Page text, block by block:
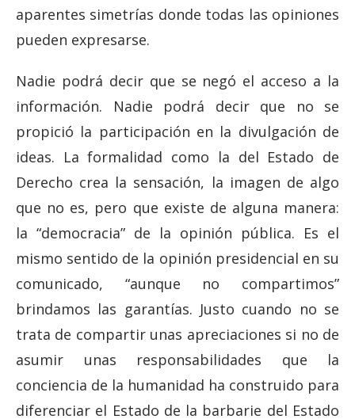
aparentes simetrías donde todas las opiniones
pueden expresarse.
Nadie podrá decir que se negó el acceso a la
información. Nadie podrá decir que no se
propició la participación en la divulgación de
ideas. La formalidad como la del Estado de
Derecho crea la sensación, la imagen de algo
que no es, pero que existe de alguna manera:
la “democracia” de la opinión pública. Es el
mismo sentido de la opinión presidencial en su
comunicado, “aunque no compartimos”
brindamos las garantías. Justo cuando no se
trata de compartir unas apreciaciones si no de
asumir unas responsabilidades que la
conciencia de la humanidad ha construido para
diferenciar el Estado de la barbarie del Estado